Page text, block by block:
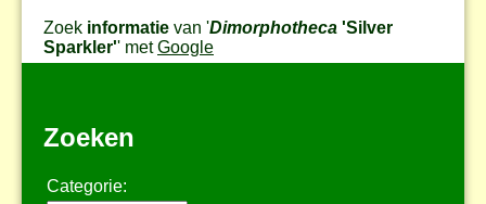
Zoek informatie van 'Dimorphotheca 'Silver
Sparkler'' metGoogle
Zoeken
Categorie: